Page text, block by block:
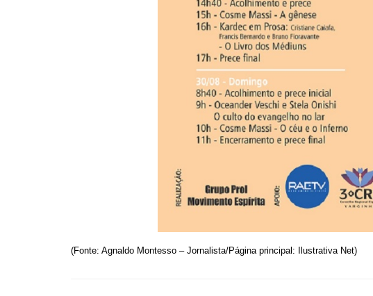
(Fonte: Agnaldo Montesso – Jornalista/Página principal: Ilustrativa Net)